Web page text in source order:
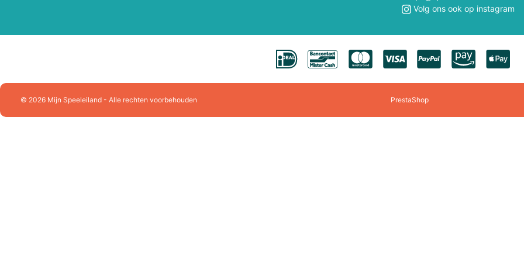
Professor Puzzle
Puzzelman Queen Games Quercetti Rainbow High
Revell Rokr
Schleich Schmidt Scratch Schuco
Volg ons ook op instagram
© 2026 Mijn Speeleiland - Alle rechten voorbehouden PrestaShop